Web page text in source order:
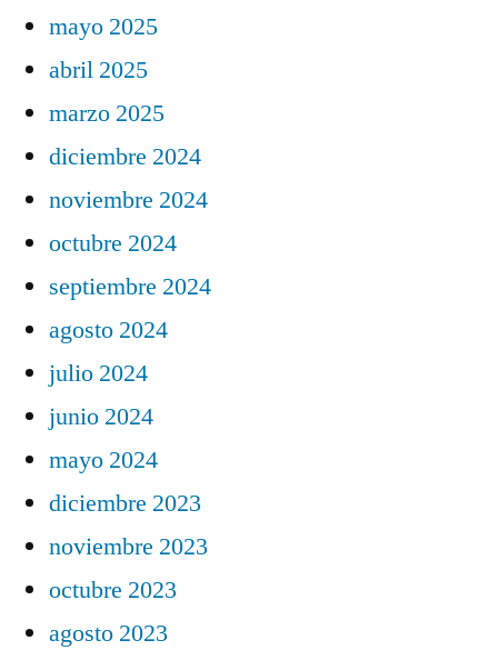
mayo 2025
abril 2025
marzo 2025
diciembre 2024
noviembre 2024
octubre 2024
septiembre 2024
agosto 2024
julio 2024
junio 2024
mayo 2024
diciembre 2023
noviembre 2023
octubre 2023
agosto 2023